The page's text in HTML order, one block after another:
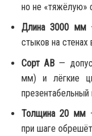
но не «тяжёлую»
Длина 3000 мм
стыков на
Сорт АВ —
мм) и лёгкие
Толщина 20 мм
при шаге